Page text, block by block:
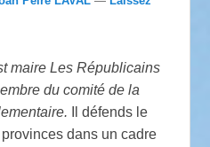
maire Les Républicains
du comité de la
Il défends le
dans un cadre